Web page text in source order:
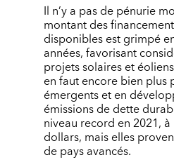
Il n’y a pas de pénurie
montant des
disponibles est grimpé
années, favorisant
projets solaires et
en faut encore bien plus
émergents et en
émissions de dette
niveau record en 2021,
dollars, mais elles
de pays avancés.